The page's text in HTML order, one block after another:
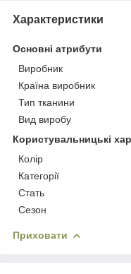
Характеристики
Основні атрибути
Виробник
Країна виробник
Тип тканини
Вид виробу
Користувальницькі
Колір
Категорії
Стать
Сезон
Приховати